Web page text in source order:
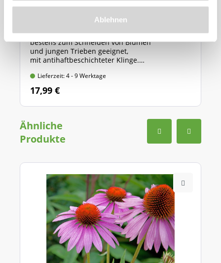
Ablehnen
GARDENA Gartenschere "Classic" (Art.Nr.
bestens zum Schneiden von Blumen
und jungen Trieben geeignet,
mit antihaftbeschichteter Klinge.
Lieferzeit: 4 - 9 Werktage
17,99 €
Ähnliche
Produkte